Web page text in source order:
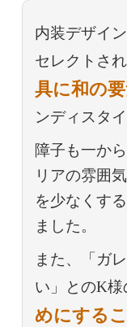
内装デザイ
セレクトさ
具に和の
ンディスタイ
障子も一か
リアの雰囲
を少なくす
ました。
また、「ガ
い」とのK
めにする